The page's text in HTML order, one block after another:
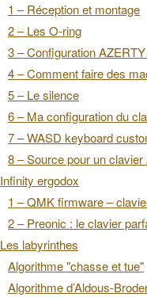
1 – Réception et montage
2 – Les O-ring
3 – Configuration
4 – Comment faire des
5 – Le silence
6 – Ma configuration du
7 – WASD keyboard
8 – Source pour un
Infinity ergodox
1 – QMK firmware –
2 – Preonic : le clavier
Les labyrinthes
Algorithme "chasse et tue"
Algorithme d’Aldous-